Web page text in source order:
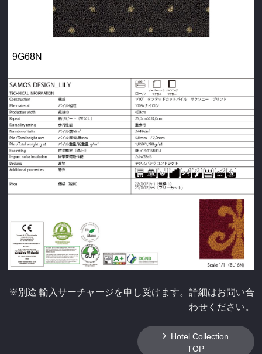
9G68N
※別途 輸入サーチャージを申し受けます。詳細はお問い合
わせください。
Hotel Collection
TOP